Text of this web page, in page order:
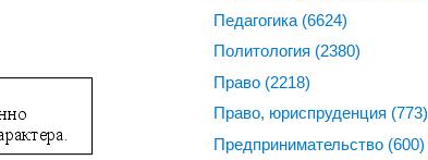
Педагогика (6624)
Политология (2380)
Право (2218)
Право, юриспруденция (773)
Предпринимательство (600)